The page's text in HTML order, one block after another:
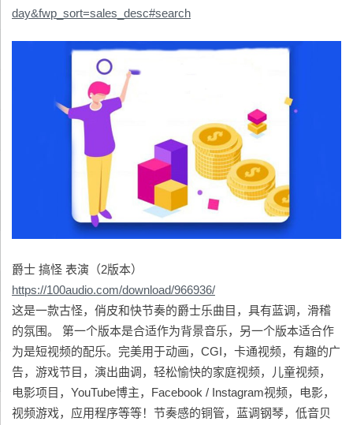
day&fwp_sort=sales_desc#search
爵士 搞怪 表演（2版本）
https://100audio.com/download/966936/
这是一款古怪，俏皮和快节奏的爵士乐曲目，具有蓝调，滑稽
的氛围。 第一个版本是合适作为背景音乐，另一个版本适合作
为是短视频的配乐。完美用于动画，CGI，卡通视频，有趣的广
告，游戏节目，演出曲调，轻松愉快的家庭视频，儿童视频，
电影项目，YouTube博主，Facebook / Instagram视频，电影，
视频游戏，应用程序等等！节奏感的铜管，蓝调钢琴，低音贝